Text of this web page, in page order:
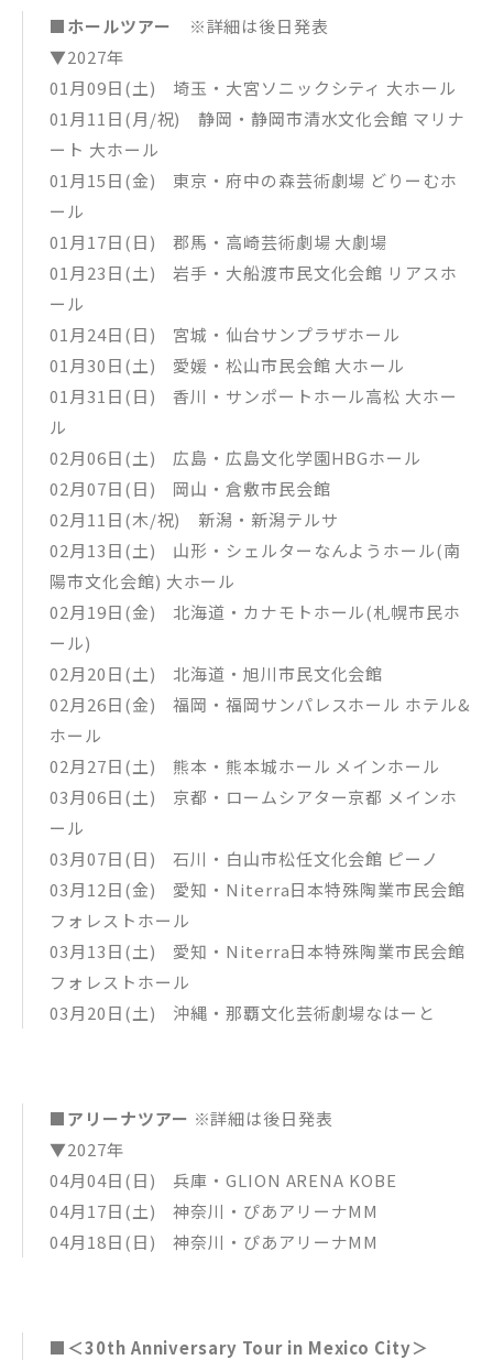
■ホールツアー ※詳細は後日発表
▼2027年
01月09日(土) 埼玉・大宮ソニックシティ 大ホール
01月11日(月/祝) 静岡・静岡市清水文化会館 マリナ
ート 大ホール
01月15日(金) 東京・府中の森芸術劇場 どりーむホ
ール
01月17日(日) 郡馬・高崎芸術劇場 大劇場
01月23日(土) 岩手・大船渡市民文化会館 リアスホ
ール
01月24日(日) 宮城・仙台サンプラザホール
01月30日(土) 愛媛・松山市民会館 大ホール
01月31日(日) 香川・サンポートホール高松 大ホー
ル
02月06日(土) 広島・広島文化学園HBGホール
02月07日(日) 岡山・倉敷市民会館
02月11日(木/祝) 新潟・新潟テルサ
02月13日(土) 山形・シェルターなんようホール(南
陽市文化会館) 大ホール
02月19日(金) 北海道・カナモトホール(札幌市民ホ
ール)
02月20日(土) 北海道・旭川市民文化会館
02月26日(金) 福岡・福岡サンパレスホール ホテル&
ホール
02月27日(土) 熊本・熊本城ホール メインホール
03月06日(土) 京都・ロームシアター京都 メインホ
ール
03月07日(日) 石川・白山市松任文化会館 ピーノ
03月12日(金) 愛知・Niterra日本特殊陶業市民会館
フォレストホール
03月13日(土) 愛知・Niterra日本特殊陶業市民会館
フォレストホール
03月20日(土) 沖縄・那覇文化芸術劇場なはーと
■アリーナツアー ※詳細は後日発表
▼2027年
04月04日(日) 兵庫・GLION ARENA KOBE
04月17日(土) 神奈川・ぴあアリーナMM
04月18日(日) 神奈川・ぴあアリーナMM
■＜30th Anniversary Tour in Mexico City＞